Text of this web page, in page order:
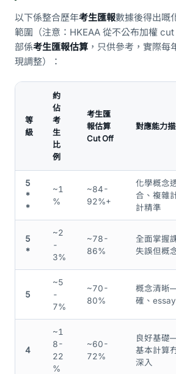
以下係整合歷年考生匯報數據後得出嘅
範圍（注意：HKEAA 從不公布加權
部係考生匯報估算 ，只供參考，實際
現調整）：
等
級
約
佔
考
生
比
例
考生匯
報估算
Cut Off
對應能力
5
*
*
~1
%
~84-
92%+
化學概念
合、複雜
計精準
5
*
~2
-
3%
~78-
86%
全面掌握
失誤但概
5
~5
-
7%
~70-
80%
概念清晰
確、
4
~1
8-
22
%
~60-
72%
良好基礎
基本計算
深入